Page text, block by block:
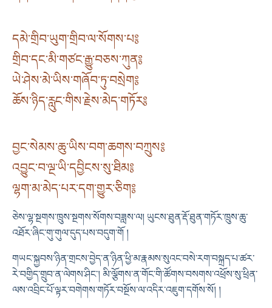
དམེ་གྲིབ་ཡུག་གྲིབ་ལ་སོགས་པ༔
གྲིབ་དང་མི་གཙང་རྒྱུ་བཅས་ཀུན༔
ཡེ་ཤེས་མེ་ཡིས་གཞོབ་ཏུ་བསྲེག༔
ཆོས་ཉིད་རླུང་གིས་རྗེས་མེད་གཏོར༔
བྱང་སེམས་ཆུ་ཡིས་བག་ཆགས་བཀྲུས༔
འབྱུང་བ་ལྔ་ཡི་དབྱིངས་སུ་ཐིམ༔
ལྷག་མ་མེད་པར་དག་གྱུར་ཅིག༔
ཅེས་ལྷ་སྔགས་ཁྲུས་སྔགས་སོགས་བཟླས་ལ། ཡུངས་ཐུན་རྡོ་ཐུན་གཏོར་ཁྲུས་ཆུ་
འཐོར་ཞིང་གུ་གུལ་དུད་པས་བདུག་གོ །
གཡང་སྐྱབས་ཉིན་གྲངས་བྱེད་ན་ཉིན་ཕྱི་མ་རྣམས་སུའང་བསེ་རག་བསྐྲད་པ་ཚར་
རེ་བགྱིད་གྲུབ་ན་ལེགས་ཤིང༌། མི་ལྕོགས་ན་གོང་གི་ཚོགས་བསགས་འཕྲོས་སུ་ཕྲིན་
ལས་འབྲིང་པོ་ལྟར་བགེགས་གཏོར་བསྔོས་ལ་འདིར་འཇུག་དགོས་སོ། །